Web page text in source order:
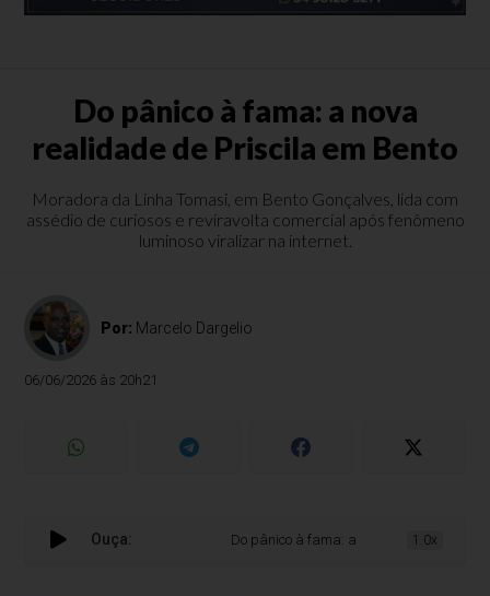
Do pânico à fama: a nova
realidade de Priscila em Bento
Moradora da Linha Tomasi, em Bento Gonçalves, lida com
assédio de curiosos e reviravolta comercial após fenômeno
luminoso viralizar na internet.
Por: Marcelo Dargelio
06/06/2026 às 20h21
Ouça: Do pânico à fama: a nova realidade de
1.0x